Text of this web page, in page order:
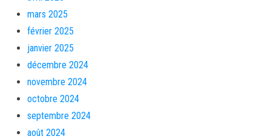
mars 2025
février 2025
janvier 2025
décembre 2024
novembre 2024
octobre 2024
septembre 2024
août 2024